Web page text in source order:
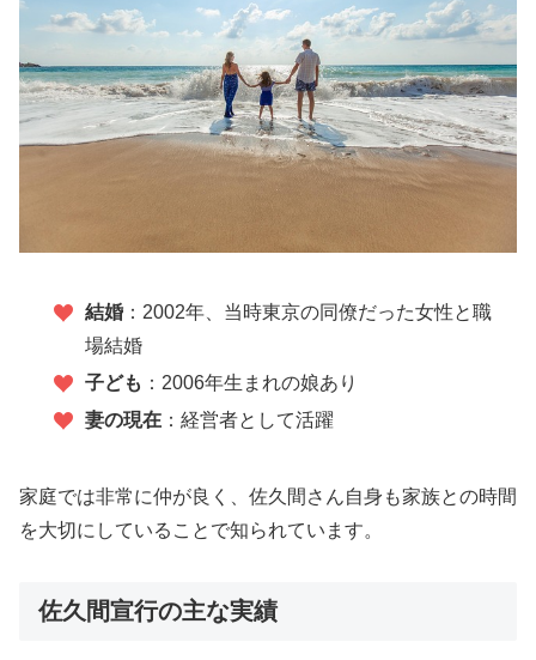
結婚：2002年、当時東京の同僚だった女性と職
場結婚
子ども ：2006年生まれの娘あり
妻の現在：経営者として活躍
家庭では非常に仲が良く、佐久間さん自身も家族との時間
を大切にしていることで知られています。
佐久間宣行の主な実績